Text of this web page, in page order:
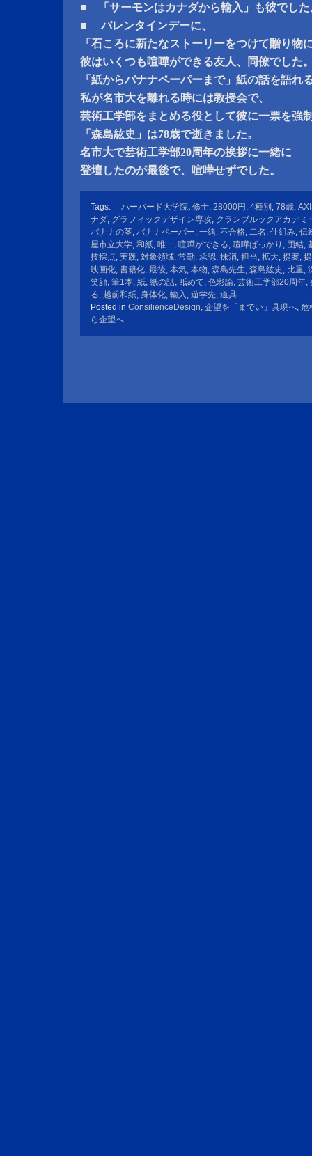
■ 「サーモンはカナダから輸入」も彼でした
■ バレンタインデーに、
「石ころに新たなストーリーをつけて贈り物
彼はいくつも喧嘩ができる友人、同僚でした
「紙からバナナペーパーまで」紙の話を語れ
私が名市大を離れる時には教授会で、
芸術工学部をまとめる役として彼に一票を強
「森島紘史」は78歳で逝きました。
名市大で芸術工学部20周年の挨拶に一緒に
登壇したのが最後で、喧嘩せずでした。
Tags: ハーバード大学院､修士, 28000円 , 4種別 , 78歳,
ナダ, グラフィックデザイン専攻, クランブルックアカデミ
バナナの茎, バナナペーパー, 一緒, 不合格, 二名 , 仕組み, 伝
屋市立大学, 和紙, 唯一, 喧嘩ができる, 喧嘩ばっかり , 団結,
技採点, 実践, 対象領域, 常勤, 承認, 抹消, 担当, 拡大, 提案,
映画化, 書籍化, 最後, 本気, 本物, 森島先生, 森島紘史 , 比重,
笑顔, 筆1本, 紙, 紙の話, 舐めて, 色彩論, 芸術工学部20周年,
る, 越前和紙, 身体化, 輸入 , 遊学先, 道具
Posted in ConsilienceDesign, 企望を「までい」具現へ, 危
ら企望へ